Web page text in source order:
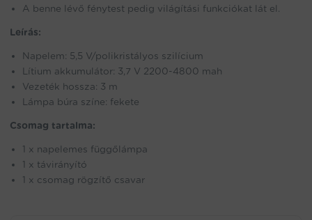
A benne lévő fénytest pedig világítási funkciókat lát el.
Leírás:
Napelem: 5,5 V/polikristályos szilícium
Lítium akkumulátor: 3,7 V 2200-4800 mah
Vezeték hossza: 3 m
Lámpa búra színe: fekete
Csomag tartalma:
1 x napelemes függőlámpa
1 x távirányító
1 x csomag rögzítő csavar